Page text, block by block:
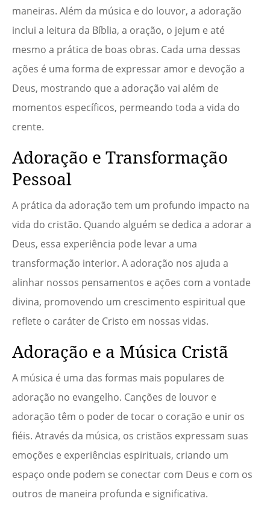
maneiras. Além da música e do louvor, a adoração
inclui a leitura da Bíblia, a oração, o jejum e até
mesmo a prática de boas obras. Cada uma dessas
ações é uma forma de expressar amor e devoção a
Deus, mostrando que a adoração vai além de
momentos específicos, permeando toda a vida do
crente.
Adoração e Transformação
Pessoal
A prática da adoração tem um profundo impacto na
vida do cristão. Quando alguém se dedica a adorar a
Deus, essa experiência pode levar a uma
transformação interior. A adoração nos ajuda a
alinhar nossos pensamentos e ações com a vontade
divina, promovendo um crescimento espiritual que
reflete o caráter de Cristo em nossas vidas.
Adoração e a Música Cristã
A música é uma das formas mais populares de
adoração no evangelho. Canções de louvor e
adoração têm o poder de tocar o coração e unir os
fiéis. Através da música, os cristãos expressam suas
emoções e experiências espirituais, criando um
espaço onde podem se conectar com Deus e com os
outros de maneira profunda e significativa.